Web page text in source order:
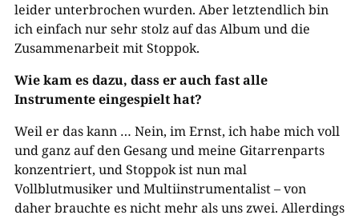
leider unterbrochen wurden. Aber letztendlich bin
ich einfach nur sehr stolz auf das Album und die
Zusammenarbeit mit Stoppok.
Wie kam es dazu, dass er auch fast alle
Instrumente eingespielt hat?
Weil er das kann … Nein, im Ernst, ich habe mich voll
und ganz auf den Gesang und meine Gitarrenparts
konzentriert, und Stoppok ist nun mal
Vollblutmusiker und Multiinstrumentalist – von
daher brauchte es nicht mehr als uns zwei. Allerdings